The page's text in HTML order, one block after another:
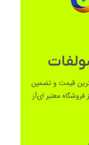
قیمت و تضمین
معتبر ای‌آز